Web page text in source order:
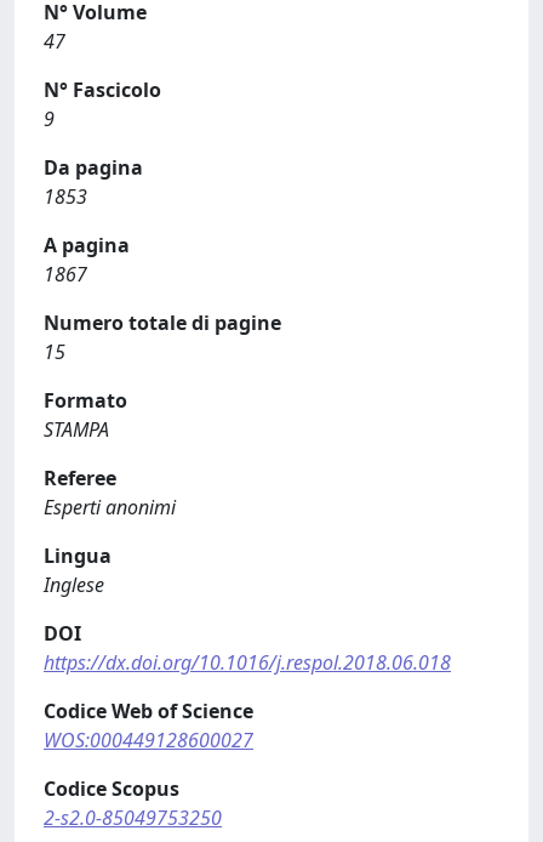
N° Volume
47
N° Fascicolo
9
Da pagina
1853
A pagina
1867
Numero totale di pagine
15
Formato
STAMPA
Referee
Esperti anonimi
Lingua
Inglese
DOI
https://dx.doi.org/10.1016/j.respol.2018.06.018
Codice Web of Science
WOS:000449128600027
Codice Scopus
2-s2.0-85049753250